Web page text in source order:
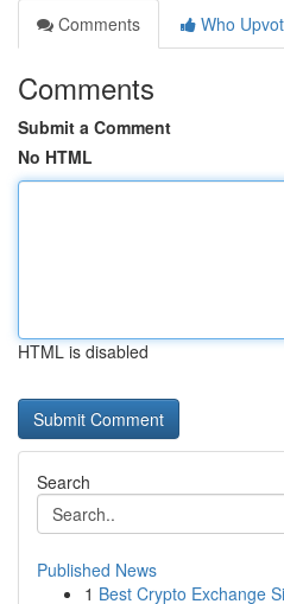
Comments
Who
Comments
Submit a Comment
No HTML
HTML is disabled
Search
Published News
1 Best Crypto Exchange